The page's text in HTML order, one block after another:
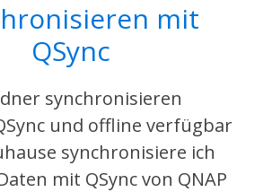
mit
QSync
synchronisieren
und offline verfügbar
synchronisiere ich
mit QSync von QNAP